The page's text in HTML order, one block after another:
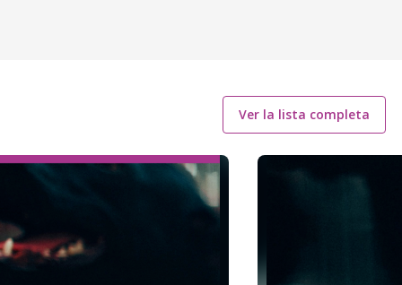
Ver la lista completa